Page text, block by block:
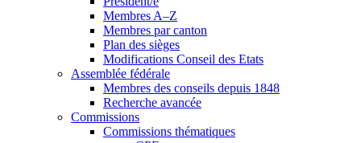
Membres A–Z
Membres par canton
Plan des sièges
Modifications Conseil des Etats
Assemblée fédérale
Membres des conseils depuis 1848
Recherche avancée
Commissions
Commissions thématiques